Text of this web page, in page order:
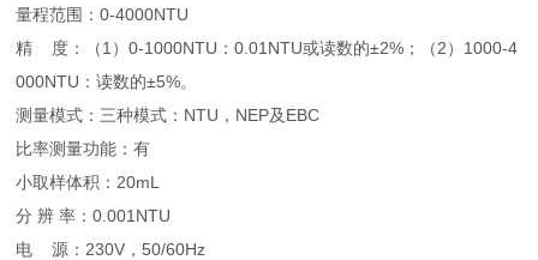
量程范围：0-4000NTU
精 度：（1）0-1000NTU：0.01NTU或读数的±2%；（2）1000-4
000NTU：读数的±5%。
测量模式：三种模式：NTU，NEP及EBC
比率测量功能：有
小取样体积：20mL
分 辨 率：0.001NTU
电 源：230V，50/60Hz